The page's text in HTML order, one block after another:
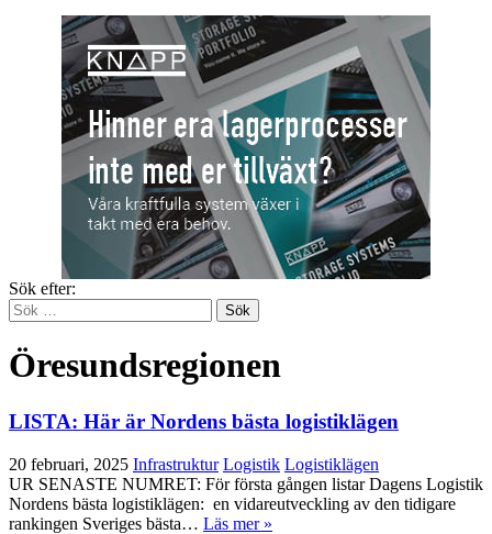
Sök efter:
Öresundsregionen
LISTA: Här är Nordens bästa logistiklägen
20 februari, 2025 Infrastruktur Logistik Logistiklägen
UR SENASTE NUMRET: För första gången listar Dagens Logistik
Nordens bästa logistiklägen: en vidareutveckling av den tidigare
rankingen Sveriges bästa… Läs mer »